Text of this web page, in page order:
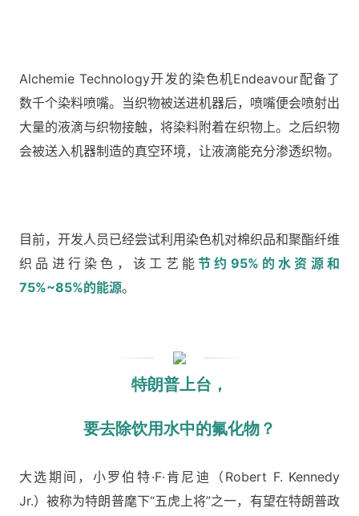
Alchemie Technology开发的染色机Endeavour配备了
数千个染料喷嘴。当织物被送进机器后，喷嘴便会喷射出
大量的液滴与织物接触，将染料附着在织物上。之后织物
会被送入机器制造的真空环境，让液滴能充分渗透织物。
目前，开发人员已经尝试利用染色机对棉织品和聚酯纤维
织品进行染色，该工艺能节约95%的水资源和
75%~85%的能源。
特朗普上台，
要去除饮用水中的氟化物？
大选期间，小罗伯特·F·肯尼迪（Robert F. Kennedy
Jr.）被称为特朗普麾下“五虎上将”之一，有望在特朗普政